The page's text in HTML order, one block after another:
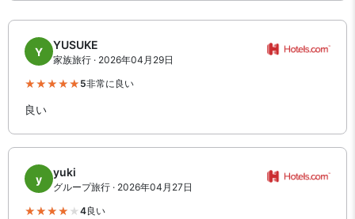
Y
YUSUKE
家族旅行 · 2026年04月29日
5非常に良い
良い
y
yuki
グループ旅行 · 2026年04月27日
4良い